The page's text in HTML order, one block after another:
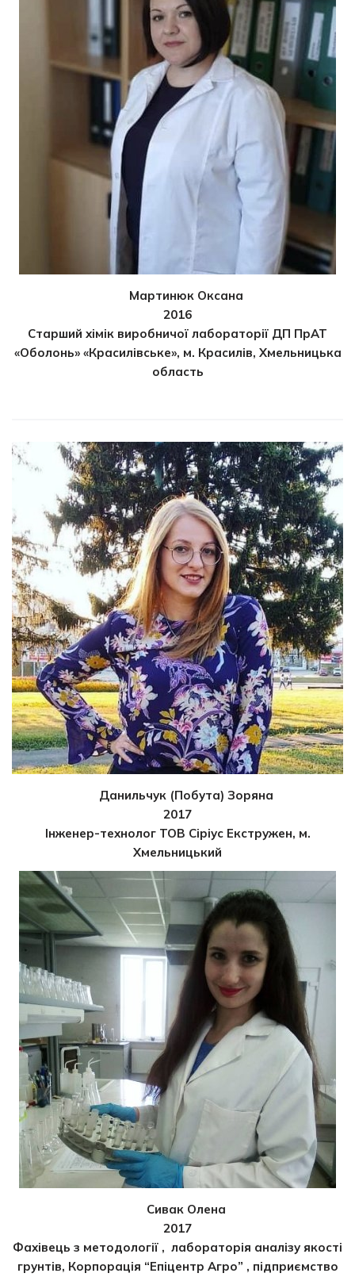
Мартинюк Оксана
2016
Старший хімік виробничої лабораторії ДП ПрАТ
«Оболонь» «Красилівське», м. Красилів, Хмельницька
область
Данильчук (Побута) Зоряна
2017
Інженер-технолог ТОВ Сіріус Екстружен, м.
Хмельницький
Сивак Олена
2017
Фахівець з методології , лабораторія аналізу якості
грунтів, Корпорація “Епіцентр Агро” , підприємство